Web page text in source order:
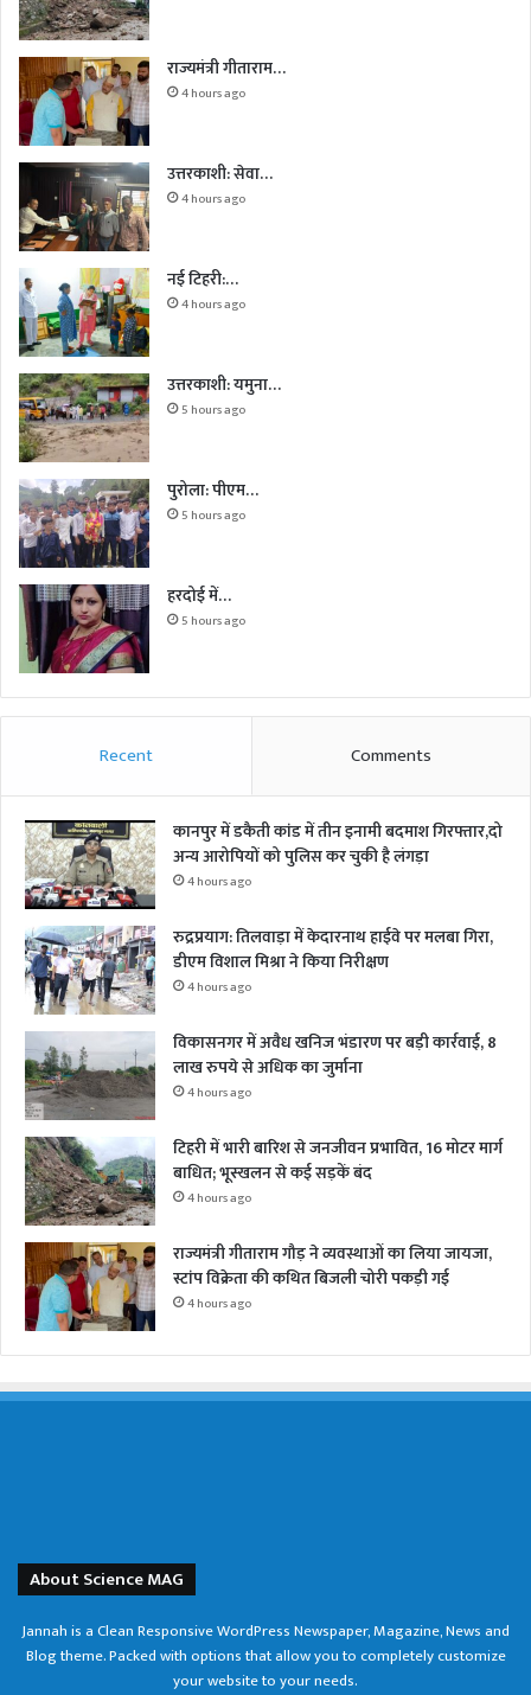
राज्यमंत्री गीताराम…
4 hours ago
उत्तरकाशी: सेवा…
4 hours ago
नई टिहरी:…
4 hours ago
उत्तरकाशी: यमुना…
5 hours ago
पुरोला: पीएम…
5 hours ago
हरदोई में…
5 hours ago
Recent Comments
कानपुर में डकैती कांड में तीन इनामी बदमाश गिरफ्तार,दो
अन्य आरोपियों को पुलिस कर चुकी है लंगड़ा
4 hours ago
रुद्रप्रयाग: तिलवाड़ा में केदारनाथ हाईवे पर मलबा गिरा,
डीएम विशाल मिश्रा ने किया निरीक्षण
4 hours ago
विकासनगर में अवैध खनिज भंडारण पर बड़ी कार्रवाई, 8
लाख रुपये से अधिक का जुर्माना
4 hours ago
टिहरी में भारी बारिश से जनजीवन प्रभावित, 16 मोटर मार्ग
बाधित; भूस्खलन से कई सड़कें बंद
4 hours ago
राज्यमंत्री गीताराम गौड़ ने व्यवस्थाओं का लिया जायजा,
स्टांप विक्रेता की कथित बिजली चोरी पकड़ी गई
4 hours ago
About Science MAG
Jannah is a Clean Responsive WordPress Newspaper, Magazine, News and
Blog theme. Packed with options that allow you to completely customize
your website to your needs.